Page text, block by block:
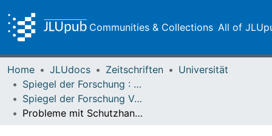
Communities & Collections All of
Home JLUdocs Zeitschriften
Universität
Spiegel der Forschung : Wissenschaftsmagazin
Spiegel der Forschung Vol. 07 (1990) Heft 1
Probleme mit Schutzhandschuhen : Dichtigkeitsprüfung nach neu entwickelter Methode